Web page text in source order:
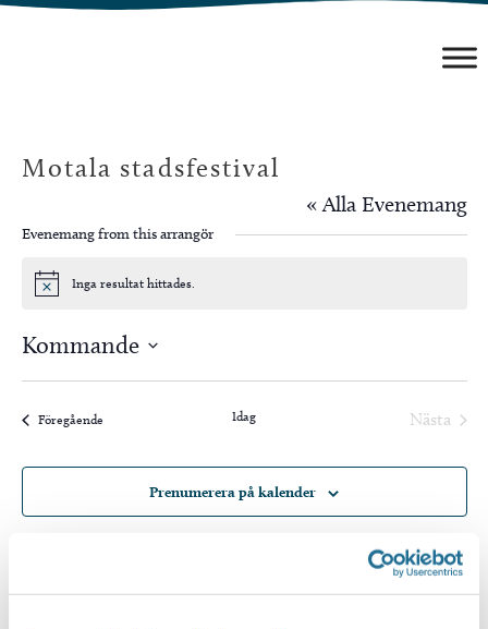
Hoppa
Motala stadsfestival
« Alla Evenemang
Evenemang from this arrangör
Notis Inga resultat hittades.
Kommande
Välj
datum.
FöregåendeEvenemang Idag
Nästa
Prenumerera på kalender